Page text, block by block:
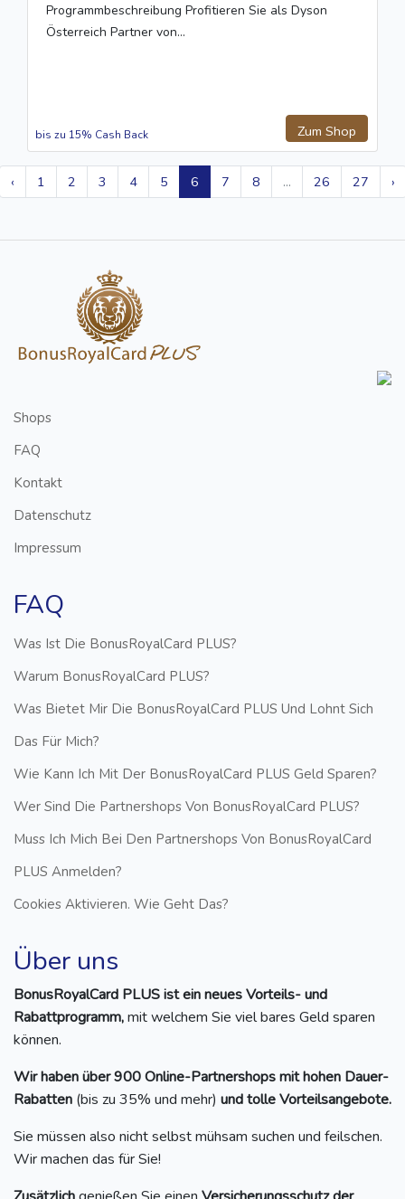
Programmbeschreibung Profitieren Sie als Dyson
Österreich Partner von...
Zum Shop
bis zu 15% Cash Back
‹ 1 2 3 4 5 6 7 8 ... 26 27 ›
Shops
FAQ
Kontakt
Datenschutz
Impressum
FAQ
Was Ist Die BonusRoyalCard PLUS?
Warum BonusRoyalCard PLUS?
Was Bietet Mir Die BonusRoyalCard PLUS Und Lohnt Sich
Das Für Mich?
Wie Kann Ich Mit Der BonusRoyalCard PLUS Geld Sparen?
Wer Sind Die Partnershops Von BonusRoyalCard PLUS?
Muss Ich Mich Bei Den Partnershops Von BonusRoyalCard
PLUS Anmelden?
Cookies Aktivieren. Wie Geht Das?
Über uns
BonusRoyalCard PLUS ist ein neues Vorteils- und
Rabattprogramm,mit welchem Sie viel bares Geld sparen
können.
Wir haben über 900 Online-Partnershops mit hohen Dauer-
Rabatten (bis zu 35% und mehr) und tolle Vorteilsangebote.
Sie müssen also nicht selbst mühsam suchen und feilschen.
Wir machen das für Sie!